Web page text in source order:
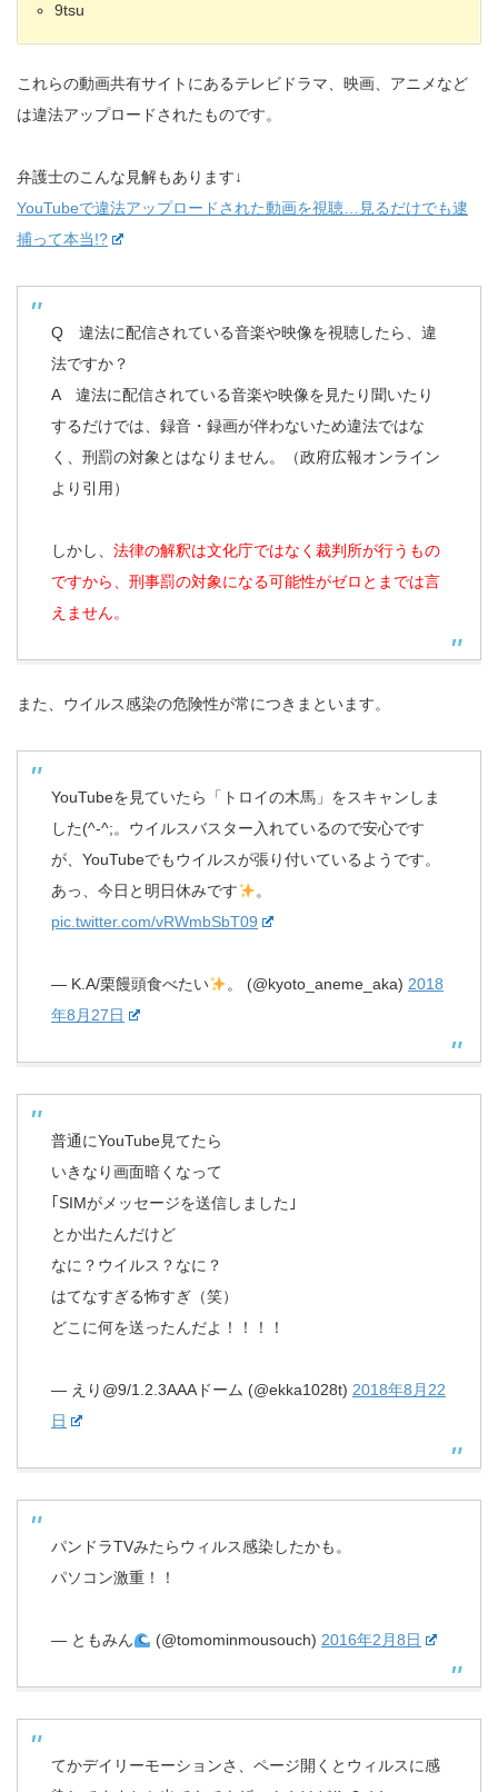
9tsu
これらの動画共有サイトにあるテレビドラマ、映画、アニメなど
は違法アップロードされたものです。
弁護士のこんな見解もあります↓
YouTubeで違法アップロードされた動画を視聴…見るだけでも逮
捕って本当!?
Q 違法に配信されている音楽や映像を視聴したら、違
法ですか？
A 違法に配信されている音楽や映像を見たり聞いたり
するだけでは、録音・録画が伴わないため違法ではな
く、刑罰の対象とはなりません。（政府広報オンライン
より引用）
しかし、 法律の解釈は文化庁ではなく裁判所が行うもの
ですから、刑事罰の対象になる可能性がゼロとまでは言
えません。
また、ウイルス感染の危険性が常につきまといます。
YouTubeを見ていたら「トロイの木馬」をスキャンしま
した(^-^;。ウイルスバスター入れているので安心です
が、YouTubeでもウイルスが張り付いているようです。
あっ、今日と明日休みです
。
pic.twitter.com/vRWmbSbT09
— K.A/栗饅頭食べたい 。 (@kyoto_aneme_aka) 2018
年8月27日
普通にYouTube見てたら
いきなり画面暗くなって
｢SIMがメッセージを送信しました｣
とか出たんだけど
なに？ウイルス？なに？
はてなすぎる怖すぎ（笑）
どこに何を送ったんだよ！！！！
— えり@9/1.2.3AAAドーム (@ekka1028t) 2018年8月22
日
パンドラTVみたらウィルス感染したかも。
パソコン激重！！
— ともみん (@tomominmousouch) 2016年2月8日
てかデイリーモーションさ、ページ開くとウィルスに感